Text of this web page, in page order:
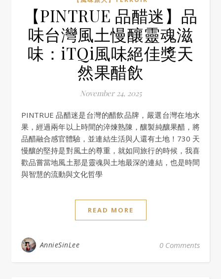
【PINTRUE 品醋迷】品
味台灣風土慢釀靈魂滋
味：iTQi風味絕佳獎天
然果醋飲
November 24, 2025
PINTRUE 品醋迷是台灣的醋飲品牌，嚴選台灣在地水
果，經過兩年以上時間的淬煉熟陳，釀製純釀果醋，將
品醋融合感官體驗，並連結生活與人還有土地！730 天
慢釀的堅持是對風土的尊重，就如同旅行的時候，我喜
歡品嘗當地風土那是靈魂與土地最深的連結，也是時間
與智慧的流動與文化哲學
READ MORE
AnnieSinLee 0 Comments